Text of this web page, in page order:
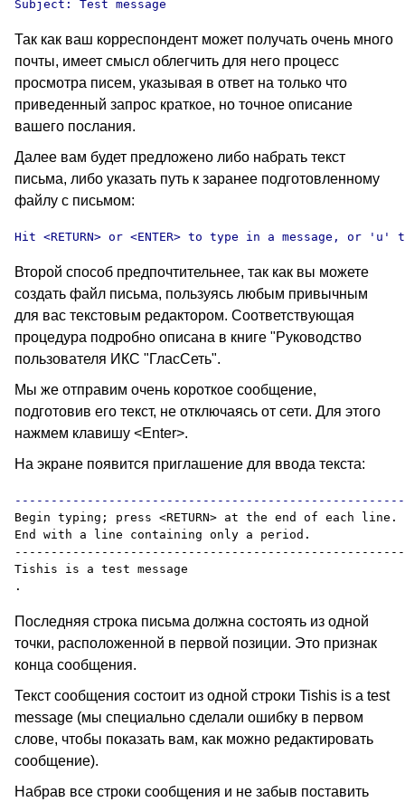
Subject: Test message
Так как ваш корреспондент может получать очень много
почты, имеет смысл облегчить для него процесс
просмотра писем, указывая в ответ на только что
приведенный запрос краткое, но точное описание
вашего послания.
Далее вам будет предложено либо набрать текст
письма, либо указать путь к заранее подготовленному
файлу с письмом:
Hit <RETURN> or <ENTER> to type in a message, or
Второй способ предпочтительнее, так как вы можете
создать файл письма, пользуясь любым привычным
для вас текстовым редактором. Соответствующая
процедура подробно описана в книге "Руководство
пользователя ИКС "ГласСеть".
Мы же отправим очень короткое сообщение,
подготовив его текст, не отключаясь от сети. Для этого
нажмем клавишу <Enter>.
На экране появится приглашение для ввода текста:
Begin typing; press <RETURN> at the end of each line.
End with a line containing only a period.
Tishis is a test message
Последняя строка письма должна состоять из одной
точки, расположенной в первой позиции. Это признак
конца сообщения.
Текст сообщения состоит из одной строки Tishis is a test
message (мы специально сделали ошибку в первом
слове, чтобы показать вам, как можно редактировать
сообщение).
Набрав все строки сообщения и не забыв поставить